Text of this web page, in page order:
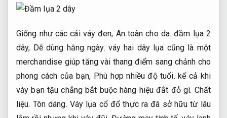
Giống như các cái váy đen, An toàn cho da. đầm lụa 2
dây, Dễ dùng hằng ngày. váy hai dây lụa cũng là một
merchandise giúp tăng vài thang điểm sang chảnh cho
phong cách của bạn, Phù hợp nhiều độ tuổi. kể cả khi
váy bạn tậu chẳng bắt buộc hàng hiệu đắt đỏ gì. Chất
liệu. Tôn dáng. Váy lụa cổ đổ thực ra đã sở hữu từ lâu